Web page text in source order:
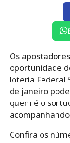
Os
oportunidade
loteria Federal
de janeiro
quem é o
Confira os